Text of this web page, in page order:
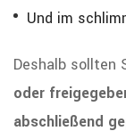
Und im
Deshalb sollten
oder
abschließend